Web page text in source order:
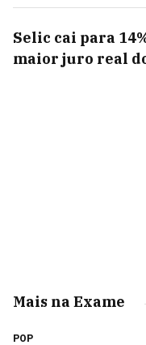
Selic cai para
maior juro real
Mais na Exame
POP